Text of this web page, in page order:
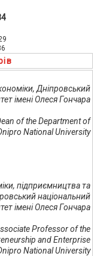
Дніпровський
імені Олеся Гончара
of the Department of
National University
підприємництва та
національний
імені Олеся Гончара
Professor of the
and Enterprise
National University